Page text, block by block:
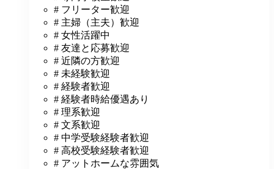
# フリーター歓迎
# 主婦（主夫）歓迎
# 女性活躍中
# 友達と応募歓迎
# 近隣の方歓迎
# 未経験歓迎
# 経験者歓迎
# 経験者時給優遇あり
# 理系歓迎
# 文系歓迎
# 中学受験経験者歓迎
# 高校受験経験者歓迎
# アットホームな雰囲気